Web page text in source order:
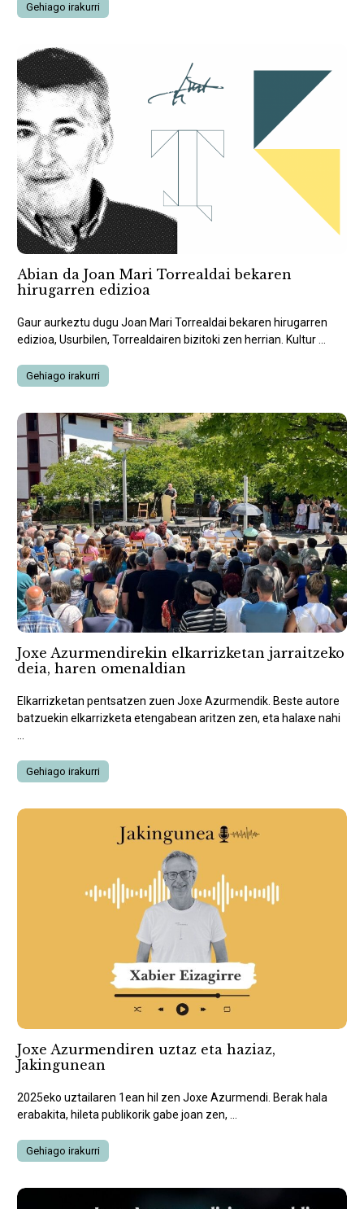
Gehiago irakurri
Abian da Joan Mari Torrealdai bekaren
hirugarren edizioa
Gaur aurkeztu dugu Joan Mari Torrealdai bekaren hirugarren
edizioa, Usurbilen, Torrealdairen bizitoki zen herrian. Kultur ...
Gehiago irakurri
Joxe Azurmendirekin elkarrizketan jarraitzeko
deia, haren omenaldian
Elkarrizketan pentsatzen zuen Joxe Azurmendik. Beste autore
batzuekin elkarrizketa etengabean aritzen zen, eta halaxe nahi
...
Gehiago irakurri
Joxe Azurmendiren uztaz eta haziaz,
Jakingunean
2025eko uztailaren 1ean hil zen Joxe Azurmendi. Berak hala
erabakita, hileta publikorik gabe joan zen, ...
Gehiago irakurri